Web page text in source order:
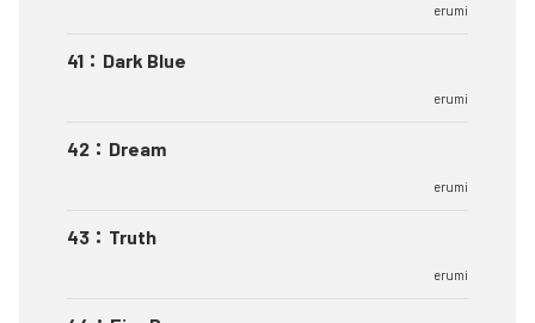
erumi
41 ： Dark Blue
erumi
42 ： Dream
erumi
43 ： Truth
erumi